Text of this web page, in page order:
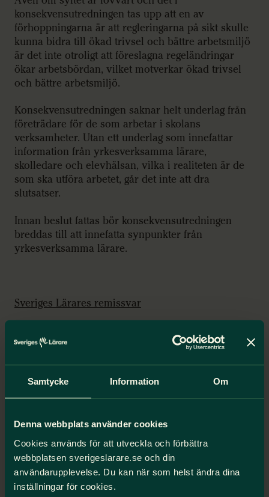
Samtycke Information Om
Denna webbplats använder cookies
Cookies används för att utveckla och förbättra
webbplatsen sverigeslarare.se och din
användarupplevelse. Du kan när som helst ändra dina
inställningar för cookies.
konsekvensutredningen tas upp att en av
förhoppningarna är att regleringarna på sikt skulle
kunna bidra till ökad trivsel och bättre arbetsmiljö
är det inte otroligt att föreslagna regeländringar
ökar arbetsbördan, vilket motverkar ökad trivsel
och bättre arbetsmiljö.
Konsekvensutredningen saknar helt underlag från
företrädare för de som arbetar i skolans
verksamheter. Utan ett underlag som innefattar
information från yrkesverksamma lärare,
skolledare och elevhälsan, vilka i realiteten är de
som ska utföra arbetet, går det inte att dra
slutsatser.
Innan beslut fattas bör konsekvensutredningen
breddas till att innefatta synpunkter från
yrkesverksamma lärare.
Sveriges Lärares remissvar
av
Lärare ges orimliga
förutsättningar för sitt uppdrag